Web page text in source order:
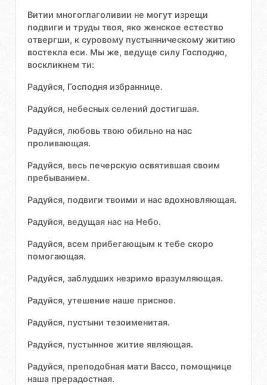
Витии многоглаголивии не могут изрещи
подвиги и труды твоя, яко женское естество
отвергши, к суровому пустынническому житию
востекла еси. Мы же, ведуще силу Господню,
воскликнем ти:
Радуйся, Господня избраннице.
Радуйся, небесных селений достигшая.
Радуйся, любовь твою обильно на нас
проливающая.
Радуйся, весь печерскую освятившая своим
пребыванием.
Радуйся, подвиги твоими и нас вдохновляющая.
Радуйся, ведущая нас на Небо.
Радуйся, всем прибегающым к тебе скоро
помогающая.
Радуйся, заблудших незримо вразумляющая.
Радуйся, утешение наше присное.
Радуйся, пустыни тезоименитая.
Радуйся, пустынное житие являющая.
Радуйся, преподобная мати Вассо, помощнице
наша прерадостная.